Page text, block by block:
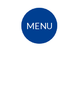
MENU